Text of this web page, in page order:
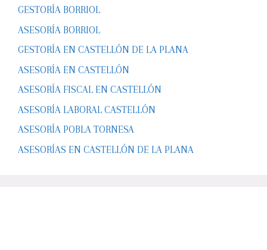
GESTORÍA BORRIOL
ASESORÍA BORRIOL
GESTORÍA EN CASTELLÓN DE LA PLANA
ASESORÍA EN CASTELLÓN
ASESORÍA FISCAL EN CASTELLÓN
ASESORÍA LABORAL CASTELLÓN
ASESORÍA POBLA TORNESA
ASESORÍAS EN CASTELLÓN DE LA PLANA